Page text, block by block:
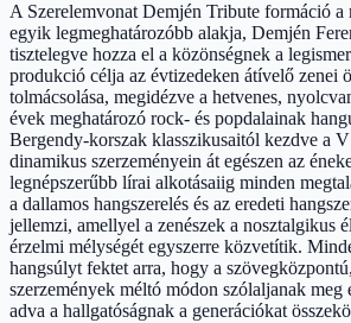
A Szerelemvonat Demjén Tribute formáció a
egyik legmeghatározóbb alakja, Demjén
tisztelegve hozza el a közönségnek a
produkció célja az évtizedeken átívelő zenei
tolmácsolása, megidézve a hetvenes,
évek meghatározó rock- és popdalainak
Bergendy-korszak klasszikusaitól kezdve a
dinamikus szerzeményein át egészen az
legnépszerűbb lírai alkotásaiig minden
a dallamos hangszerelés és az eredeti
jellemzi, amellyel a zenészek a nosztalgikus
érzelmi mélységét egyszerre közvetítik.
hangsúlyt fektet arra, hogy a
szerzemények méltó módon szólaljanak meg
adva a hallgatóságnak a generációkat